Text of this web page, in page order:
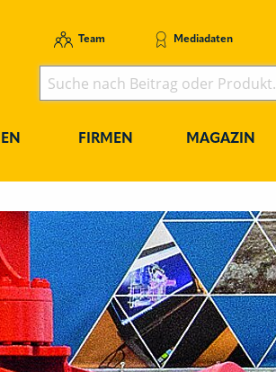
Team Mediadaten
FIRMEN MAGAZIN